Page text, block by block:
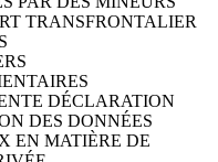
TRANSFRONTALIER
DÉCLARATION
DES DONNÉES
EN MATIÈRE DE